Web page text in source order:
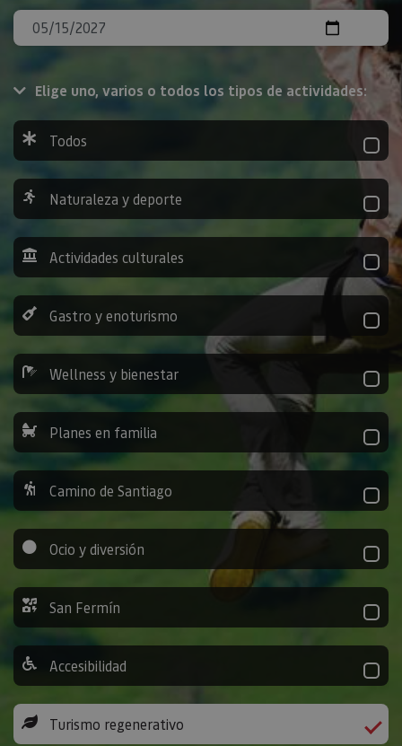
Elige uno, varios o todos los tipos de actividades:
Todos
Naturaleza y deporte
Actividades culturales
Gastro y enoturismo
Wellness y bienestar
Planes en familia
Camino de Santiago
Ocio y diversión
San Fermín
Accesibilidad
Turismo regenerativo